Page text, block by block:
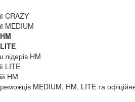
CRAZY
MEDIUM
лідерів HM
LITE
HM
MEDIUM, HM, LITE та